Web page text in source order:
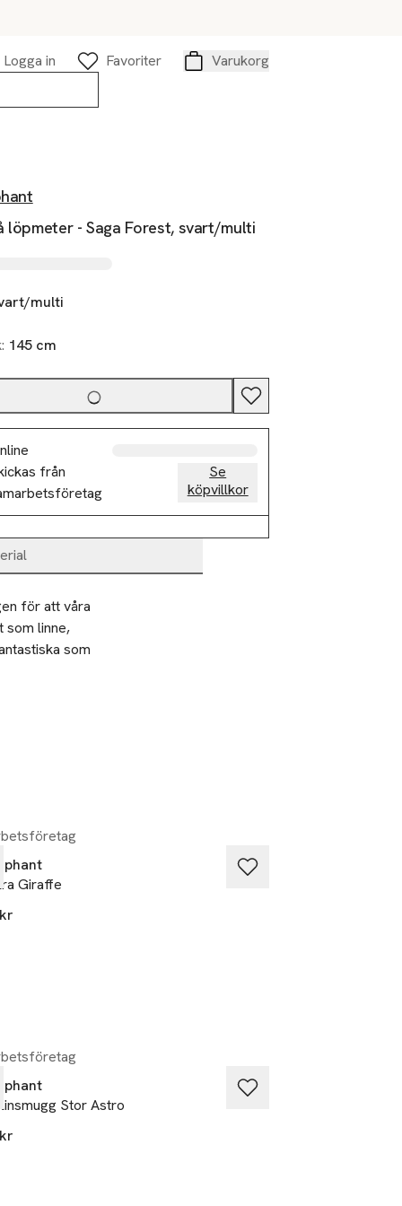
Logga in
Favoriter
Varukorg
löpmeter - Saga Forest, svart/multi
multi
145 cm
från
Se
köpvillkor
för att våra
som linne,
som
Giraffe
Stor Astro